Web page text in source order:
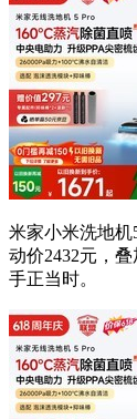
米家小米洗地
动价2432元，
手正当时。